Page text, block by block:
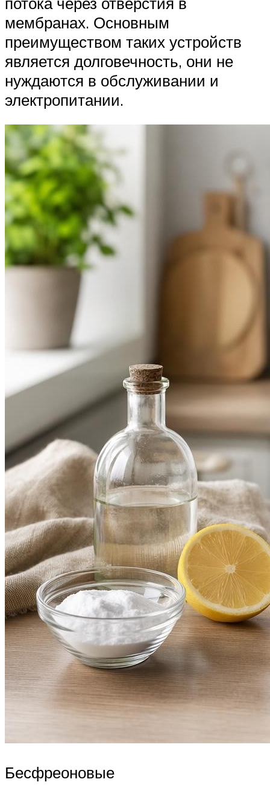
мембранах. Основным
преимуществом таких устройств
является долговечность, они не
нуждаются в обслуживании и
электропитании.
Бесфреоновые